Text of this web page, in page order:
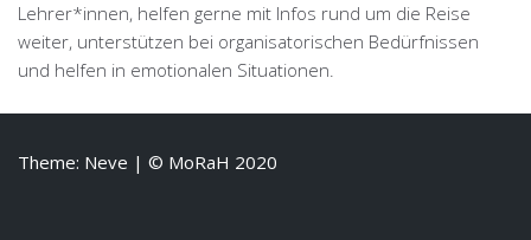
Lehrer*innen, helfen gerne mit Infos rund um die Reise
weiter, unterstützen bei organisatorischen Bedürfnissen
und helfen in emotionalen Situationen.
Theme: Neve | © MoRaH 2020